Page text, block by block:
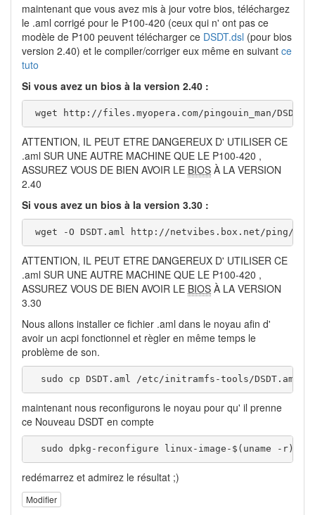
maintenant que vous avez mis à jour votre bios, téléchargez
le .aml corrigé pour le P100-420 (ceux qui n' ont pas ce
modèle de P100 peuvent télécharger ce DSDT.dsl (pour bios
version 2.40) et le compiler/corriger eux même en suivant ce
tuto
Si vous avez un bios à la version 2.40 :
wget http://files.myopera.com/pingouin_man/DSDT/
ATTENTION, IL PEUT ETRE DANGEREUX D' UTILISER CE
.aml SUR UNE AUTRE MACHINE QUE LE P100-420 ,
ASSUREZ VOUS DE BIEN AVOIR LE BIOS À LA VERSION
2.40
Si vous avez un bios à la version 3.30 :
wget -O DSDT.aml http://netvibes.box.net/ping/
ATTENTION, IL PEUT ETRE DANGEREUX D' UTILISER CE
.aml SUR UNE AUTRE MACHINE QUE LE P100-420 ,
ASSUREZ VOUS DE BIEN AVOIR LE BIOS À LA VERSION
3.30
Nous allons installer ce fichier .aml dans le noyau afin d'
avoir un acpi fonctionnel et règler en même temps le
problème de son.
  sudo cp DSDT.aml /etc/initramfs-tools/DSDT.aml
maintenant nous reconfigurons le noyau pour qu' il prenne
ce Nouveau DSDT en compte
  sudo dpkg-reconfigure linux-image-$(uname -r)
redémarrez et admirez le résultat ;)
Modifier